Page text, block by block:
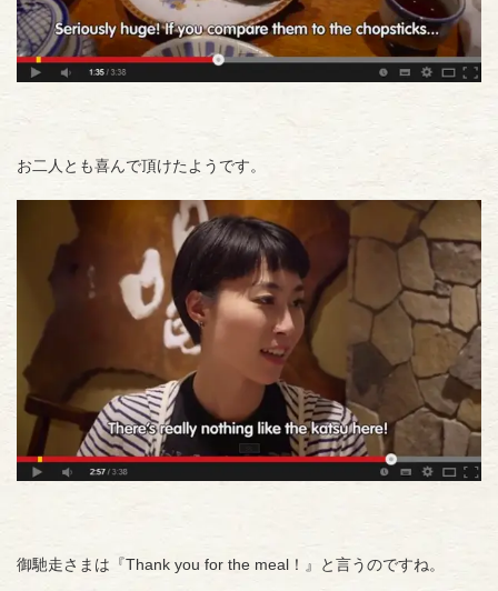
お二人とも喜んで頂けたようです。
御馳走さまは『Thank you for the meal！』と言うのですね。